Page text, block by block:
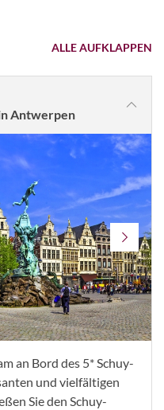
ALLE AUFKLAPPEN
Antwerpen
an Bord des 5* Schuy-
und vielfältigen
Sie den Schuy-